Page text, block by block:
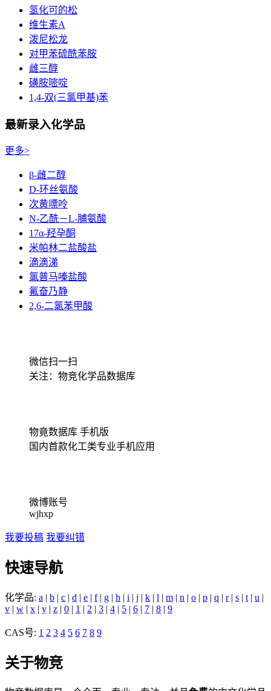
氢化可的松
维生素A
泼尼松龙
对甲苯硫酰苯胺
雌三醇
磺胺嘧啶
1,4-双(三氯甲基)苯
最新录入化学品
更多>
β-雌二醇
D-环丝氨酸
次黄嘌呤
N-乙酰－L-脯氨酸
17α-羟孕酮
米帕林二盐酸盐
滴滴涕
氯普马嗪盐酸
氟奋乃静
2,6-二氯苯甲酸
微信扫一扫
关注：物竞化学品数据库
物竟数据库 手机版
国内首款化工类专业手机应用
微博账号
wjhxp
我要投稿 我要纠错
快速导航
化学品: a | b | c | d | e | f| g | h | i | j | k | l | m | n | o | p | q | r| s | t | u |
v | w | x | y | z | 0 | 1 | 2 | 3 | 4 | 5 | 6 | 7 | 8 | 9
CAS号: 1 2 3 4 5 6 7 8 9
关于物竞